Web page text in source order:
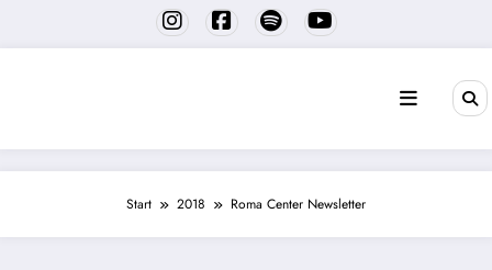
springen
Start 2018 Roma Center Newsletter